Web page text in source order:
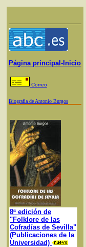
Página principal-Inicio
Correo
Biografía de Antonio Burgos
8ª edición de
"Folklore de las
Cofradías de Sevilla"
(Publicaciones de la
Universidad)